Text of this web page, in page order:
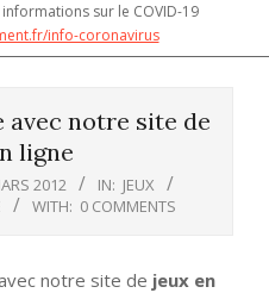
sur le COVID-19
info-coronavirus
avec notre site de
ligne
2012 IN: JEUX
WITH: 0 COMMENTS
notre site de jeux en